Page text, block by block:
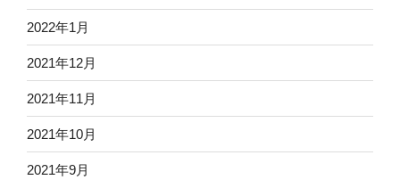
2022年1月
2021年12月
2021年11月
2021年10月
2021年9月